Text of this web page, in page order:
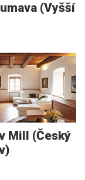
(Vyšší
Mill (Český